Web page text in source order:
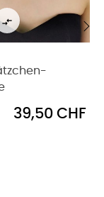

Preis
39,50 CHF